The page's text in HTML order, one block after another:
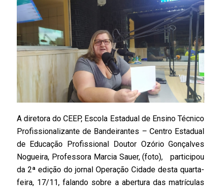
A diretora do CEEP, Escola Estadual de Ensino Técnico
Profissionalizante de Bandeirantes – Centro Estadual
de Educação Profissional Doutor Ozório Gonçalves
Nogueira, Professora Marcia Sauer, (foto), participou
da 2ª edição do jornal Operação Cidade desta quarta-
feira, 17/11, falando sobre a abertura das matrículas